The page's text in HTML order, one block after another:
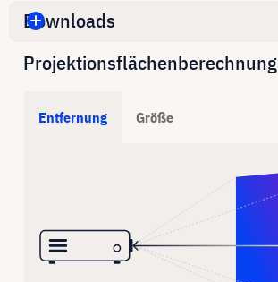
Downloads
Projektionsflächenberechnung
Entfernung Größe